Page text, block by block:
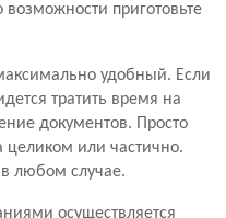
приготовьте
удобный. Если
тратить время на
документов. Просто
целиком или частично.
в любом случае.
осуществляется